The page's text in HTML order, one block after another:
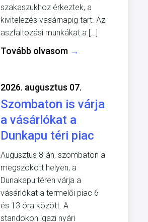
szakaszukhoz érkeztek, a
kivitelezés vasárnapig tart. Az
aszfaltozási munkákat a […]
Tovább olvasom →
2026. augusztus 07.
Szombaton is várja
a vásárlókat a
Dunkapu téri piac
Augusztus 8-án, szombaton a
megszokott helyen, a
Dunakapu téren várja a
vásárlókat a termelői piac 6
és 13 óra között. A
standokon igazi nyári